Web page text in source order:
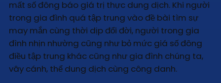
mất số đông báo giá trị thực dung dịch. Khi người
trong gia đình quá tập trung vào đề bài tìm sự
may mắn cùng thời dịp đổi đời, người trong gia
đình nhịn nhường cũng như bỏ mức giá số đông
điều tập trung khác cũng như gia đình chúng ta,
vây cánh, thể dung dịch cùng công danh.